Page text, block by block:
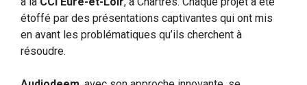
étoffé par des présentations captivantes qui ont mis
en avant les problématiques qu’ils cherchent à
résoudre.